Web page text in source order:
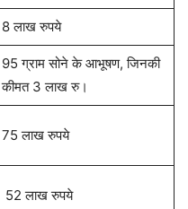
8 लाख रुपये
95 ग्राम सोने के आभूषण, जिनकी
कीमत 3 लाख रु।
75 लाख रुपये
52 लाख रुपये